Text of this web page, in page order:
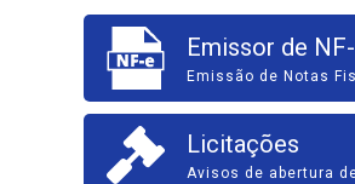
Emissor de
Emissão de Notas
Licitações
Avisos de abertura